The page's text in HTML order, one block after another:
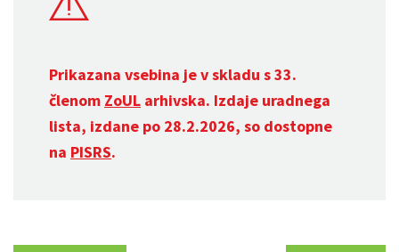
Prikazana vsebina je v skladu s 33.
členom ZoUL arhivska. Izdaje uradnega
lista, izdane po 28.2.2026, so dostopne
na PISRS.